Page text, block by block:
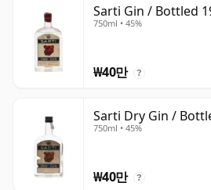
Sarti Gin / Bottled
750ml • 45%
₩40만 ?
Sarti Dry Gin /
750ml • 45%
₩40만 ?